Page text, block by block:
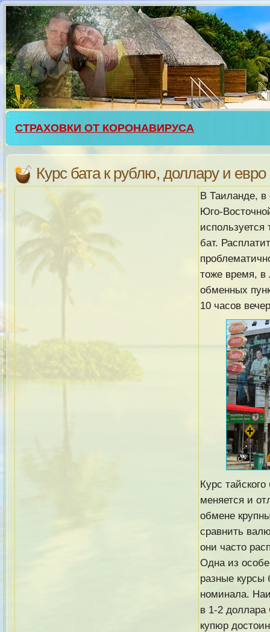
СТРАХОВКИ ОТ КОРОНАВИРУСА
Курс бата к рублю, доллару и
В Таиланде, в
Юго-
бат.
тоже время, в
обменных
10 часов
Курс
меняется и
обмене
сравнить
они часто
Одна из
разные курсы
номинала.
в 1-2
купюр